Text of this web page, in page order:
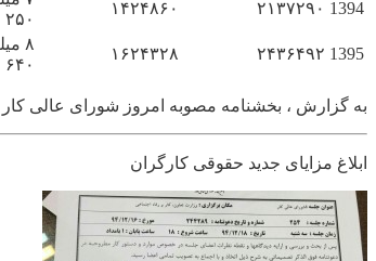
1394 ۲۱۳۷۲۹۰ ۱۴۲۴۸۶۰
۲۵۰
1395 ۲۴۳۶۴۹۲ ۱۶۲۴۳۲۸
۶۴۰
به گزارش ، بخشنامه مصوبه امروز شورای عالی کار
ابلاغ مزایای جدید حقوقی کارگران